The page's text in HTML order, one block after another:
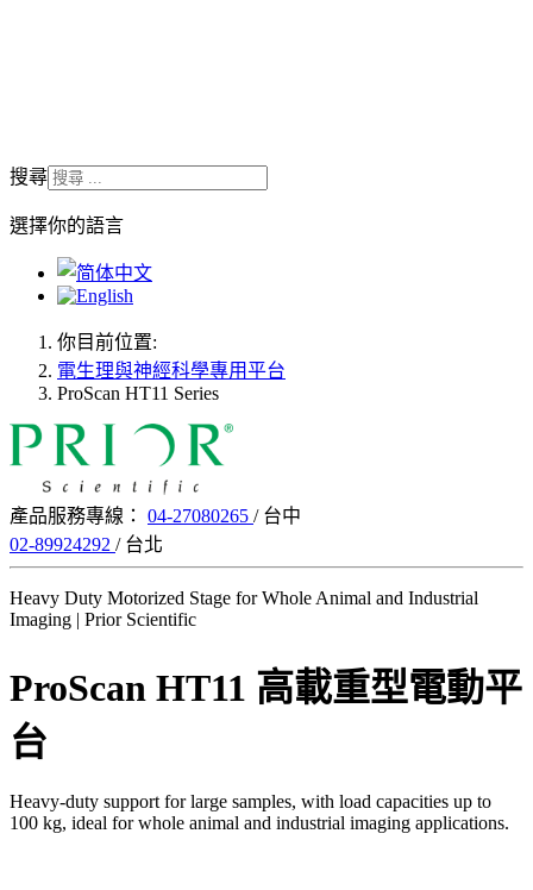
搜尋
選擇你的語言
你目前位置:
電生理與神經科學專用平台
ProScan HT11 Series
產品服務專線： 04-27080265 / 台中
02-89924292 / 台北
Heavy Duty Motorized Stage for Whole Animal and Industrial
Imaging | Prior Scientific
ProScan HT11 高載重型電動平
台
Heavy-duty support for large samples, with load capacities up to
100 kg, ideal for whole animal and industrial imaging applications.